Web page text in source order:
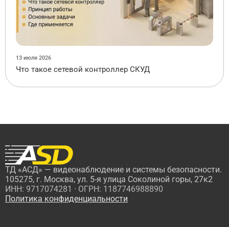
13 июля 2026
Что такое сетевой контроллер СКУД
ТД «АСД» — видеонаблюдение и системы безопасности.
105275, г. Москва, ул. 5-я улица Соколиной горы, 27к2
ИНН: 9717074281 · ОГРН: 1187746988890
Политика конфиденциальности